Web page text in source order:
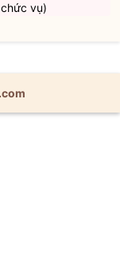
chức vụ)